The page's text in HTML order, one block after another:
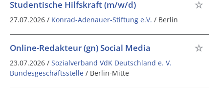
Studentische Hilfskraft (m/w/d)
27.07.2026 / Konrad-Adenauer-Stiftung e.V. / Berlin
Online-Redakteur (gn) Social Media
23.07.2026 / Sozialverband VdK Deutschland e. V.
Bundesgeschäftsstelle / Berlin-Mitte